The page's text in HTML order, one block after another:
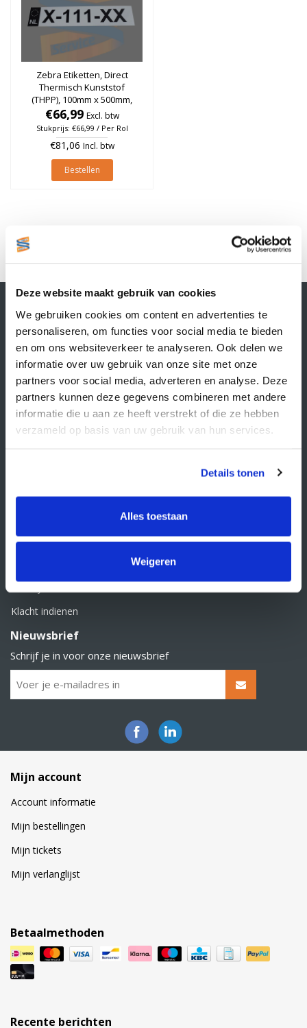
Deze website maakt gebruik van cookies
We gebruiken cookies om content en advertenties te
personaliseren, om functies voor social media te bieden
en om ons websiteverkeer te analyseren. Ook delen we
informatie over uw gebruik van onze site met onze
partners voor social media, adverteren en analyse. Deze
partners kunnen deze gegevens combineren met andere
informatie die u aan ze heeft verstrekt of die ze hebben
verzameld op basis van uw gebruik van hun services.
Details tonen
Alles toestaan
Weigeren
Zebra Etiketten, Direct
Thermisch Kunststof
(THPP), 100mm x 500mm,
Permanent, Kern 25mm, rol
à 121 stuks
€66,99 Excl. btw
Stukprijs: €66,99 / Per Rol
€81,06 Incl. btw
Bestellen
1
Contactgegevens
Supply Service B.V.
Nijverheidsstraat 25-K
3861 RJ Nijkerk
info@supplyservice.nl
+31 33 468 13 42
KvK nummer: 66384737
Retourbeleid
Klacht indienen
Nieuwsbrief
Schrijf je in voor onze nieuwsbrief
Mijn account
Account informatie
Mijn bestellingen
Mijn tickets
Mijn verlanglijst
Betaalmethoden
Recente berichten